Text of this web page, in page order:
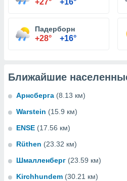
+27° +16°
Падерборн
+28° +16°
Ближайшие
Арнсберга (8.13 км)
Warstein (15.9 км)
ENSE (17.56 км)
Rüthen (23.32 км)
Шмалленберг (23.59 км)
Kirchhundem (30.21 км)